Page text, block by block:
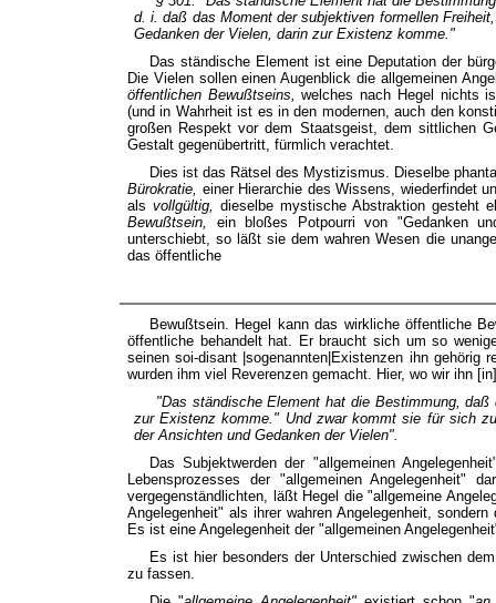
d. i. daß das Moment der subjektiven formellen
Gedanken der Vielen, darin zur Existenz komme."
Das ständische Element ist eine Deputation der
Die Vielen sollen einen Augenblick die allgemeinen
öffentlichen Bewußtseins,welches nach Hegel nichts
(und in Wahrheit ist es in den modernen, auch den
großen Respekt vor dem Staatsgeist, dem sittlichen
Gestalt gegenübertritt, fürmlich verachtet.
Dies ist das Rätsel des Mystizismus. Dieselbe
Bürokratie, einer Hierarchie des Wissens, wiederfindet
als vollgültig, dieselbe mystische Abstraktion gesteht
Bewußtsein, ein bloßes Potpourri von "Gedanken
unterschiebt, so läßt sie dem wahren Wesen die
das öffentliche
Bewußtsein. Hegel kann das wirkliche öffentliche
öffentliche behandelt hat. Er braucht sich um so
seinen soi-disant |sogenannten|Existenzen ihn
wurden ihm viel Reverenzen gemacht. Hier, wo wir ihn
"Das ständische Element hat die Bestimmung,
zur Existenz komme." Und zwar kommt sie für sich
der Ansichten und Gedanken der Vielen".
Das Subjektwerden der "allgemeinen
Lebensprozesses der "allgemeinen
vergegenständlichten, läßt Hegel die "allgemeine
Angelegenheit" als ihrer wahren Angelegenheit,
Es ist eine Angelegenheit der "allgemeinen
Es ist hier besonders der Unterschied zwischen
zu fassen.